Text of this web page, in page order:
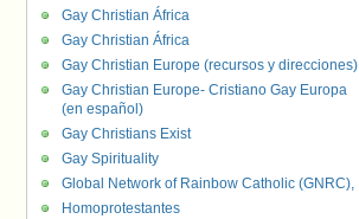
Gay Christian África
Gay Christian África
Gay Christian Europe (recursos y direcciones)
Gay Christian Europe- Cristiano Gay Europa
(en español)
Gay Christians Exist
Gay Spirituality
Global Network of Rainbow Catholic (GNRC),
Homoprotestantes